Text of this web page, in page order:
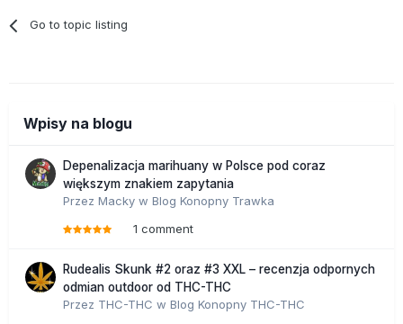
Go to topic listing
Wpisy na blogu
Depenalizacja marihuany w Polsce pod coraz
większym znakiem zapytania
Przez Macky w Blog Konopny Trawka
1 comment
Rudealis Skunk #2 oraz #3 XXL – recenzja odpornych
odmian outdoor od THC-THC
Przez THC-THC w Blog Konopny THC-THC